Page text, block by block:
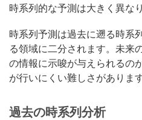
時系列的な予測は大きく異な
時系列予測は過去に遡る時系
る領域に二分されます。未来
の情報に示唆が与えられるの
が行いにくい難しさがあります
過去の時系列分析